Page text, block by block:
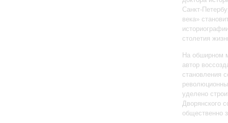
века»
столетия
На обширном
автор
становления
уделено
Дворянского
общественно